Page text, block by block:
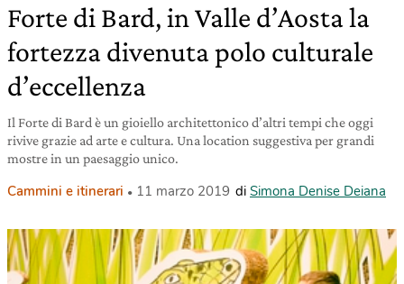
Forte di Bard, in Valle d’Aosta la
fortezza divenuta polo culturale
d’eccellenza
Il Forte di Bard è un gioiello architettonico d’altri tempi che oggi
rivive grazie ad arte e cultura. Una location suggestiva per grandi
mostre in un paesaggio unico.
Cammini e itinerari 11 marzo 2019 di Simona Denise Deiana